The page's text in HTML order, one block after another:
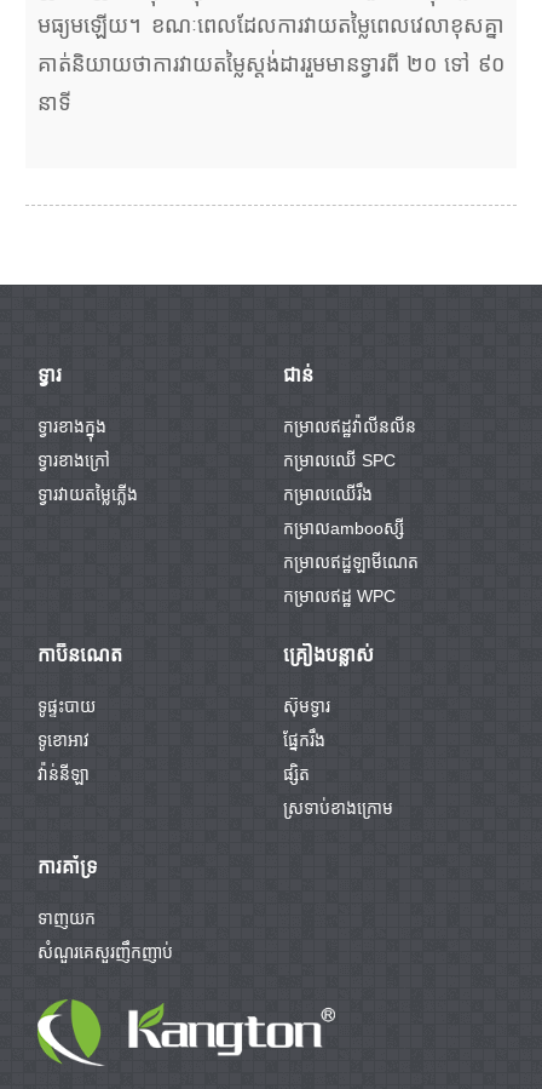
មធ្យមឡើយ។ ខណៈពេលដែលការវាយតម្លៃពេលវេលាខុសគ្នា
គាត់និយាយថាការវាយតម្លៃស្តង់ដាររួមមានទ្វារពី ២០ ទៅ ៩០
នាទី
ទ្វារ
ទ្វារខាងក្នុង
ទ្វារខាងក្រៅ
ទ្វារវាយតម្លៃភ្លើង
ជាន់
កម្រាលឥដ្ឋវ៉ាលីនលីន
កម្រាលឈើ SPC
កម្រាលឈើរឹង
កម្រាលambooស្សី
កម្រាលឥដ្ឋឡាមីណេត
កម្រាលឥដ្ឋ WPC
កាប៊ីនណេត
ទូផ្ទះបាយ
ទូខោអាវ
វ៉ាន់នីឡា
គ្រឿងបន្លាស់
ស៊ុមទ្វារ
ផ្នែករឹង
ផ្សិត
ស្រទាប់ខាងក្រោម
ការគាំទ្រ
ទាញយក
សំណួរគេសួរញឹកញាប់